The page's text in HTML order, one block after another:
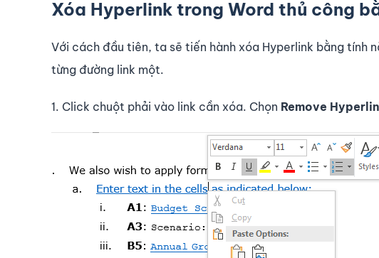
Xóa Hyperlink trong Word thủ công
Với cách đầu tiên, ta sẽ tiến hành xóa Hyperlink bằng tính
từng đường link một.
1. Click chuột phải vào link cần xóa. Chọn Remove